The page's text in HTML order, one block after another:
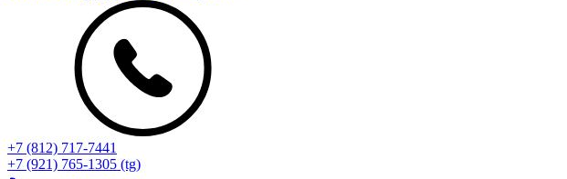
+7 (812) 717‑7441
+7 (921) 765-1305 (tg)